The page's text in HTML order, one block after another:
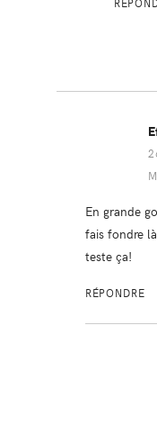
En grande
fais fondre
teste ça!
RÉPONDRE